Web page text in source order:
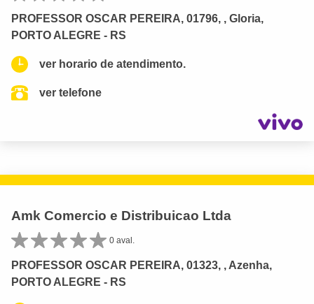
PROFESSOR OSCAR PEREIRA, 01796, , Gloria,
PORTO ALEGRE - RS
ver horario de atendimento.
ver telefone
Amk Comercio e Distribuicao Ltda
0 aval.
PROFESSOR OSCAR PEREIRA, 01323, , Azenha,
PORTO ALEGRE - RS